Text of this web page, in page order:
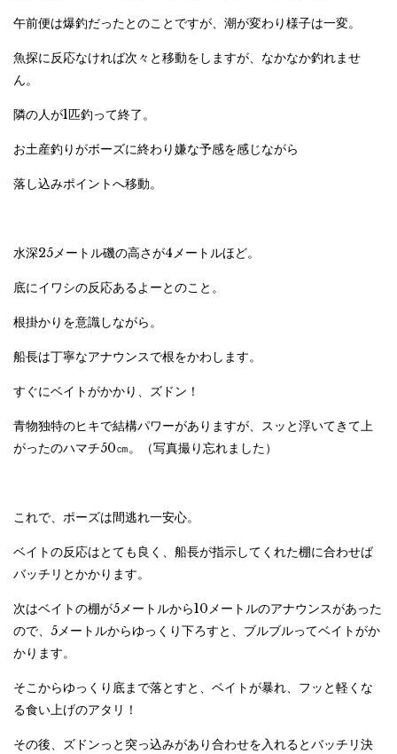
午前便は爆釣だったとのことですが、潮が変わり様子は一変。
魚探に反応なければ次々と移動をしますが、なかなか釣れませ
ん。
隣の人が1匹釣って終了。
お土産釣りがボーズに終わり嫌な予感を感じながら
落し込みポイントへ移動。
水深25メートル磯の高さが4メートルほど。
底にイワシの反応あるよーとのこと。
根掛かりを意識しながら。
船長は丁寧なアナウンスで根をかわします。
すぐにベイトがかかり、ズドン！
青物独特のヒキで結構パワーがありますが、スッと浮いてきて上
がったのハマチ50㎝。（写真撮り忘れました）
これで、ポーズは間逃れ一安心。
ベイトの反応はとても良く、船長が指示してくれた棚に合わせば
バッチリとかかります。
次はベイトの棚が5メートルから10メートルのアナウンスがあった
ので、5メートルからゆっくり下ろすと、ブルブルってベイトがか
かります。
そこからゆっくり底まで落とすと、ベイトが暴れ、フッと軽くな
る食い上げのアタリ！
その後、ズドンっと突っ込みがあり合わせを入れるとバッチリ決